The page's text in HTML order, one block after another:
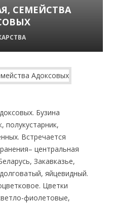
СЕМЕЙСТВА
Бузина
полукустарник,
Встречается
центральная
Закавказье,
яйцевидный.
Цветки
фиолетовые,